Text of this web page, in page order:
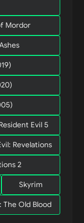
Mordor
Evil 5
Revelations
2
Skyrim
The Old Blood